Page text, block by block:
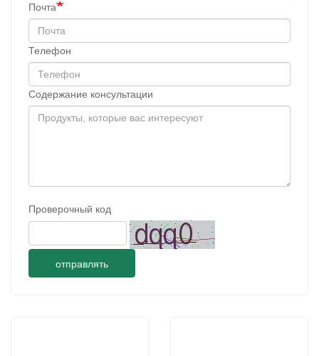
Почта
Телефон
Содержание консультации
Проверочный код
отправлять